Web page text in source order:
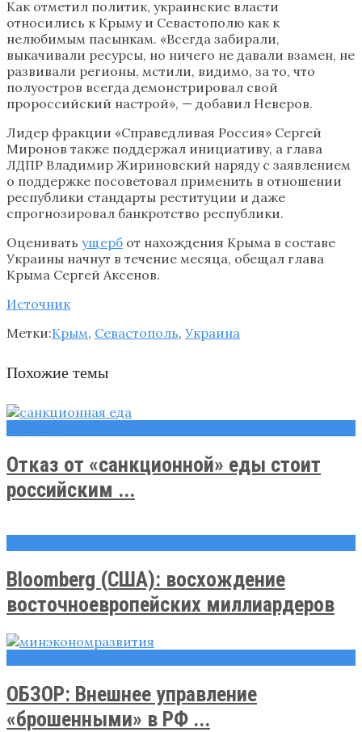
Как отметил политик, украинские власти
относились к Крыму и Севастополю как к
нелюбимым пасынкам. «Всегда забирали,
выкачивали ресурсы, но ничего не давали взамен, не
развивали регионы, мстили, видимо, за то, что
полуостров всегда демонстрировал свой
пророссийский настрой», — добавил Неверов.
Лидер фракции «Справедливая Россия» Сергей
Миронов также поддержал инициативу, а глава
ЛДПР Владимир Жириновский наряду с заявлением
о поддержке посоветовал применить в отношении
республики стандарты реституции и даже
спрогнозировал банкротство республики.
Оценивать ущерб от нахождения Крыма в составе
Украины начнут в течение месяца, обещал глава
Крыма Сергей Аксенов.
Источник
Метки:Крым, Севастополь, Украина
Похожие темы
Отказ от «санкционной» еды стоит
российским ...
Bloomberg (США): восхождение
восточноевропейских миллиардеров
ОБЗОР: Внешнее управление
«брошенными» в РФ ...